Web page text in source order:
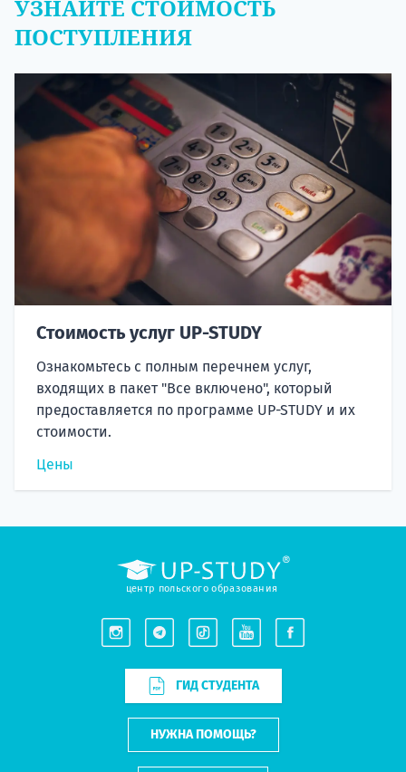
УЗНАЙТЕ СТОИМОСТЬ
ПОСТУПЛЕНИЯ
Стоимость услуг UP-STUDY
Ознакомьтесь с полным перечнем услуг,
входящих в пакет "Все включено", который
предоставляется по программе UP-STUDY и их
стоимости.
Цены
центр польского образования
ГИД СТУДЕНТА
НУЖНА ПОМОЩЬ?